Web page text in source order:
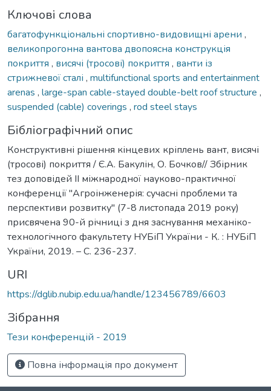
Ключові слова
багатофункціональні спортивно-видовищні арени ,
великопрогонна вантова двопоясна конструкція
покриття , висячі (тросові) покриття , ванти із
стрижневої сталі , multifunctional sports and entertainment
arenas , large-span cable-stayed double-belt roof structure ,
suspended (cable) coverings , rod steel stays
Бібліографічний опис
Конструктивні рішення кінцевих кріплень вант, висячі
(тросові) покриття / Є.А. Бакулін, О. Бочков// Збірник
тез доповідей ІІ міжнародної науково-практичної
конференції "Агроінженерія: сучасні проблеми та
перспективи розвитку" (7-8 листопада 2019 року)
присвячена 90-й річниці з дня заснування механіко-
технологічного факультету НУБіП України - К. : НУБіП
України, 2019. – С. 236-237.
URI
https://dglib.nubip.edu.ua/handle/123456789/6603
Зібрання
Тези конференцій - 2019
Повна інформація про документ